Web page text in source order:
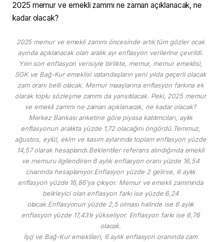
2025 memur ve emekli zammı ne zaman açıklanacak, ne
kadar olacak?
2025 memur ve emekli zammı öncesinde artık tüm gözler ocak
ayında açıklanacak olan aralık ayı enflasyon verilerine çevrildi.
Yılın son enflasyon verisiyle birlikte, memur, memur emeklisi,
SGK ve Bağ-Kur emeklisi vatandaşların yeni yılda geçerli olacak
zam oranı belli olacak. Memur maaşlarına enflasyon farkına ek
olarak toplu sözleşme zammı da yansıtılacak. Peki, 2025 memur
ve emekli zammı ne zaman açıklanacak, ne kadar olacak?
Merkez Bankası anketine göre piyasa katılımcıları, aylık
enflasyonun aralıkta yüzde 1,72 olacağını öngördü.Temmuz,
ağustos, eylül, ekim ve kasım aylarında toplam enflasyon yüzde
14,57 olarak hesaplandı.Beklentiler referans alındığında emekli
ve memuru ilgilendiren 6 aylık enflasyon oranı yüzde 16,54
civarında hesaplanıyor.Enflasyon yüzde 2 gelirse, 6 aylık
enflasyon yüzde 16,86’ya çıkıyor. Memur ve emekli zammında
belirleyici olan enflasyon farkı ise yüzde 6,24
olacak.Enflasyonun yüzde 2,5 olması halinde ise 6 aylık
enflasyon yüzde 17,43’e yükseliyor. Enflasyon farkı ise 6,76
olacak.
İşçi ve Bağ-Kur emeklileri, 6 aylık enflasyon oranında zam